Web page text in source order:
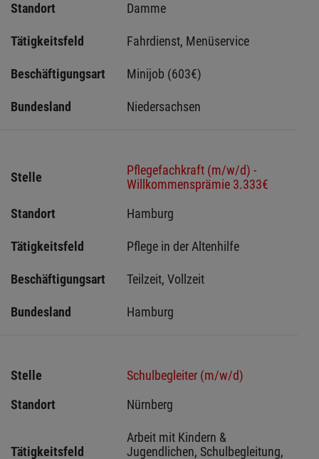
Standort
Damme
Tätigkeitsfeld Fahrdienst, Menüservice
Beschäftigungsart Minijob (603€)
Bundesland Niedersachsen
Stelle
Pflegefachkraft (m/w/d) -
Willkommensprämie 3.333€
Standort
Hamburg
Tätigkeitsfeld Pflege in der Altenhilfe
Beschäftigungsart Teilzeit, Vollzeit
Bundesland Hamburg
Stelle
Schulbegleiter (m/w/d)
Standort
Nürnberg
Tätigkeitsfeld
Arbeit mit Kindern &
Jugendlichen, Schulbegleitung,